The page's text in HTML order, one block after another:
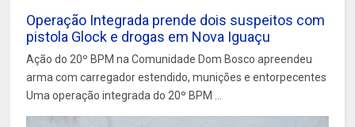
Operação Integrada prende dois suspeitos com
pistola Glock e drogas em Nova Iguaçu
Ação do 20º BPM na Comunidade Dom Bosco apreendeu
arma com carregador estendido, munições e entorpecentes
Uma operação integrada do 20º BPM ...